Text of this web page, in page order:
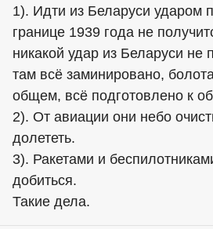
1). Идти из Беларуси ударом
границе 1939 года не
никакой удар из Беларуси не
там всё заминировано,
общем, всё подготовлено к
2). От авиации они небо
долететь.
3). Ракетами и
добиться.
Такие дела.